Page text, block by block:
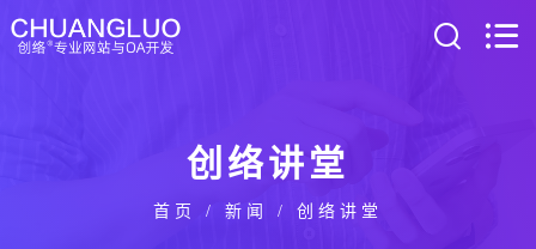
创络讲堂
首页 / 新闻 / 创络讲堂